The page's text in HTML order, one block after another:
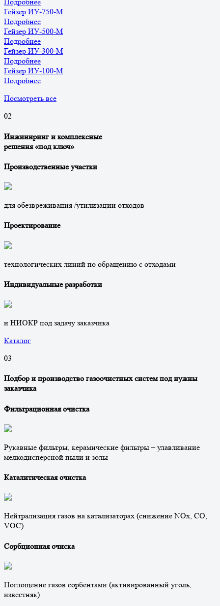
Гейзер ИУ-750-М
Подробнее
Гейзер ИУ-500-М
Подробнее
Гейзер ИУ-300-М
Подробнее
Гейзер ИУ-100-М
Подробнее
Посмотреть все
02
Инжиниринг и комплексные
решения «под ключ»
Производственные участки
для обезвреживания /утилизации отходов
Проектирование
технологических линий по обращению с отходами
Индивидуальные разработки
и НИОКР под задачу заказчика
Каталог
03
Подбор и производство газоочистных систем под нужны
заказчика
Фильтрационная очистка
Рукавные фильтры, керамические фильтры – улавливание
мелкодисперсной пыли и золы
Каталитическая очистка
Нейтрализация газов на катализаторах (снижение NOx, CO,
VOC)
Сорбционная очиска
Поглощение газов сорбентами (активированный уголь,
известняк)